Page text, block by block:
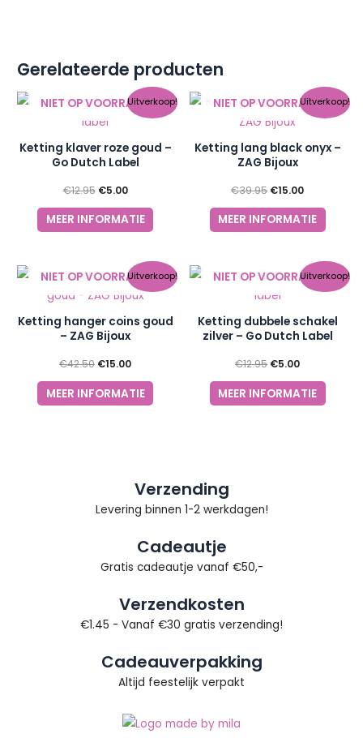
Gerelateerde producten
Uitverkoop!
NIET OP VOORRAAD
Ketting klaver roze goud –
Go Dutch Label
€12.95
Oorspronkelijke
prijs
was:
€5.00
Huidige
prijs
MEER INFORMATIE
Uitverkoop!
NIET OP VOORRAAD
Ketting lang black onyx –
ZAG Bijoux
€39.95
Oorspronkelijke
prijs
was:
€15.00
Huidige
prijs
MEER INFORMATIE
Uitverkoop!
NIET OP VOORRAAD
Ketting hanger coins goud
– ZAG Bijoux
€42.50
Oorspronkelijke
prijs
was:
€15.00
Huidige
prijs
is:
MEER INFORMATIE
Uitverkoop!
NIET OP VOORRAAD
Ketting dubbele schakel
zilver – Go Dutch Label
€12.95
Oorspronkelijke
prijs
was:
€5.00
Huidige
prijs
MEER INFORMATIE
Verzending
Levering binnen 1-2 werkdagen!
Cadeautje
Gratis cadeautje vanaf €50,-
Verzendkosten
€1.45 - Vanaf €30 gratis verzending!
Cadeauverpakking
Altijd feestelijk verpakt